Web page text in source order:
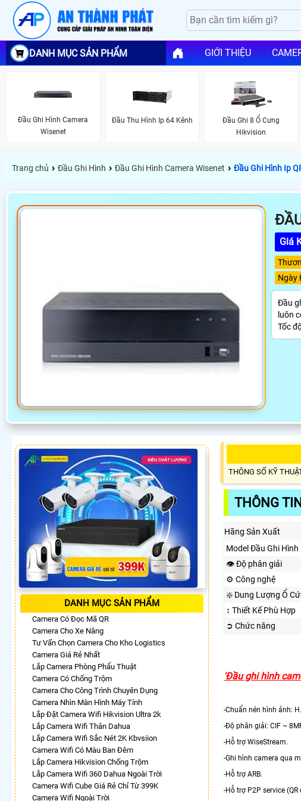
DANH MỤC SẢN PHẨM GIỚI THIỆU
Đầu Ghi Hình Camera
Wisenet
Đầu Thu Hình Ip 64 Kênh
Đầu Ghi 8 Ổ Cưng
Hikvision
Trang chủ › Đầu Ghi Hình › Đầu Ghi Hình Camera Wisenet › Đầu Ghi Hình Ip
Giá
Ngày
Đầu
luôn
Tốc
DANH MỤC SẢN PHẨM
Camera Có Đọc Mã QR
Camera Cho Xe Nâng
Tư Vấn Chọn Camera Cho Kho Logistics
Camera Giá Rẻ Nhất
Lắp Camera Phòng Phẩu Thuật
Camera Có Chống Trộm
Camera Cho Công Trình Chuyên Dụng
Camera Nhìn Màn Hình Máy Tính
Lắp Đặt Camera Wifi Hikvision Ultra 2k
Lắp Camera Wifi Thân Dahua
Lắp Camera Wifi Sắc Nét 2K Kbvsiion
Camera Wifi Có Màu Ban Đêm
Lắp Camera Hikvision Chống Trộm
Lắp Camera Wifi 360 Dahua Ngoài Trời
Camera Wifi Cube Giá Rẻ Chỉ Từ 399K
Camera Wifi Ngoài Trời
THÔNG SỐ KỸ
THÔNG
Hãng Sản Xuất
Model Đầu Ghi Hình
👁 Độ phân giải
⚙ Công nghệ
❇️ Dung Lượng Ổ
↕️ Thiết Kế Phù Hợp
➲ Chức năng
'Đầu ghi hình
-Chuẩn nén hình ảnh:
-Độ phân giải: CIF ~
-Hỗ trợ WiseStream.
-Ghi hình camera qua
-Hỗ trợ ARB.
-Hỗ trợ P2P service (QR